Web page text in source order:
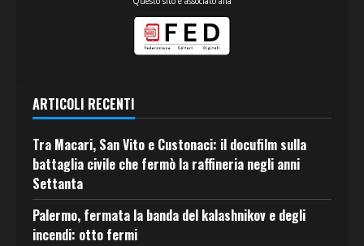
ARTICOLI RECENTI
Tra Macari, San Vito e Custonaci: il docufilm sulla
battaglia civile che fermò la raffineria negli anni
Settanta
Palermo, fermata la banda del kalashnikov e degli
incendi: otto fermi